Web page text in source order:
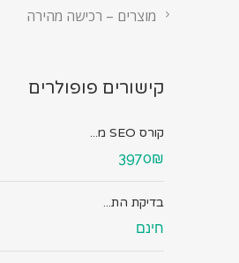
מוצרים – רכישה מהירה
קישורים פופולרים
קורס SEO מ...
3970₪
בדיקת הת...
חינם